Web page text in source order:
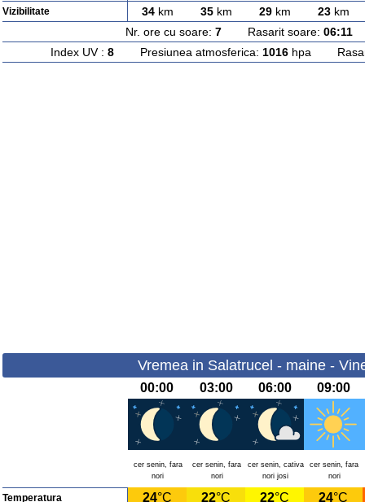
Vizibilitate 34km 35km 29km 23km
Nr. ore cu soare: 7 Rasarit soare: 06:11
Index UV : 8Presiunea atmosferica: 1016hpa
Vremea in Salatrucel - maine -
00:00 03:00 06:00 09:00
cer senin, fara
nori
cer senin, fara
nori
cer senin, cativa
nori josi
cer senin, fara
nori
Temperatura 24°C 22°C 22°C 24°C